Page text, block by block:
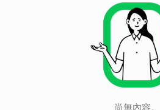
尚無內容。